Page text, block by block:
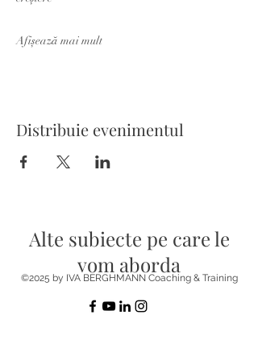
Afișează mai mult
Distribuie evenimentul
Alte subiecte pe care le
vom aborda
©2025 by IVA BERGHMANN Coaching & Training